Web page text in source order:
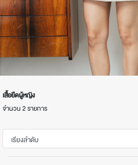
เสื้อยืดผู้หญิง
จำนวน 2 รายการ